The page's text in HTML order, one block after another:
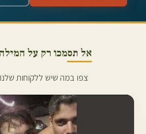
אל תסמכו רק על
צפו במה שיש ללקוחות